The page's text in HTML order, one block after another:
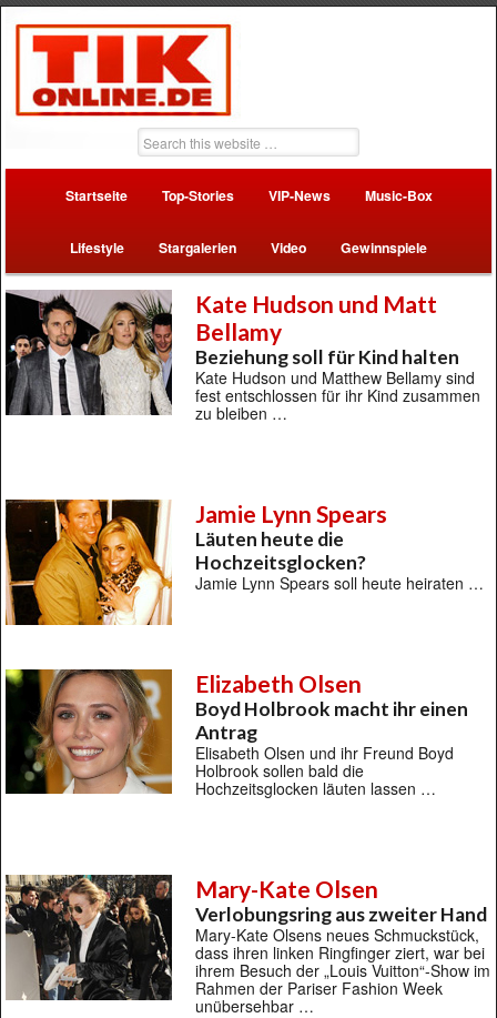
Startseite Top-Stories VIP-News Music-Box
Lifestyle Stargalerien Video Gewinnspiele
Kate Hudson und Matt
Bellamy
Beziehung soll für Kind halten
Kate Hudson und Matthew Bellamy sind
fest entschlossen für ihr Kind zusammen
zu bleiben …
Jamie Lynn Spears
Läuten heute die
Hochzeitsglocken?
Jamie Lynn Spears soll heute heiraten …
Elizabeth Olsen
Boyd Holbrook macht ihr einen
Antrag
Elisabeth Olsen und ihr Freund Boyd
Holbrook sollen bald die
Hochzeitsglocken läuten lassen …
Mary-Kate Olsen
Verlobungsring aus zweiter Hand
Mary-Kate Olsens neues Schmuckstück,
dass ihren linken Ringfinger ziert, war bei
ihrem Besuch der „Louis Vuitton“-Show im
Rahmen der Pariser Fashion Week
unübersehbar …